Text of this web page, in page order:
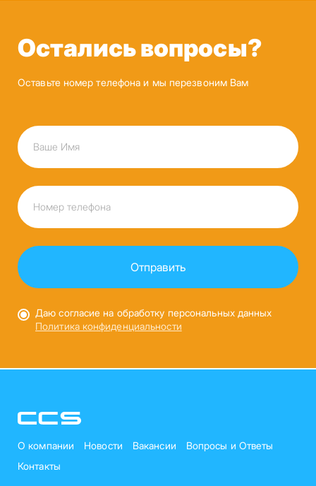
Остались вопросы?
Оставьте номер телефона и мы перезвоним Вам
Даю согласие на обработку персональных данных
Политика конфиденциальности
О компании Новости Вакансии
Вопросы и Ответы
Контакты